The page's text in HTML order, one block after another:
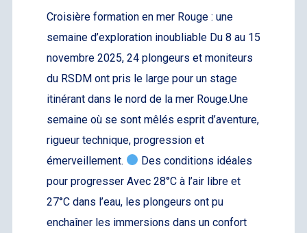
Croisière formation en mer Rouge : une
semaine d’exploration inoubliable Du 8 au 15
novembre 2025, 24 plongeurs et moniteurs
du RSDM ont pris le large pour un stage
itinérant dans le nord de la mer Rouge.Une
semaine où se sont mêlés esprit d’aventure,
rigueur technique, progression et
émerveillement.
Des conditions idéales
pour progresser Avec 28°C à l’air libre et
27°C dans l’eau, les plongeurs ont pu
enchaîner les immersions dans un confort